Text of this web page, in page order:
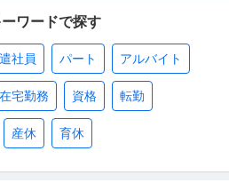
ワードで探す
社員 パート アルバイト
在宅勤務 資格 転勤
産休 育休